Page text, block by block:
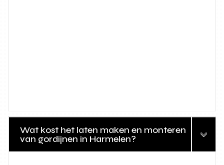
Wat kost het laten maken en monteren
van gordijnen in Harmelen?